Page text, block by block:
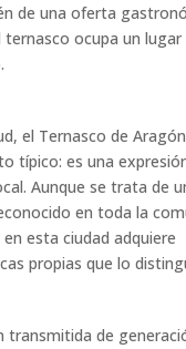
de una oferta
ternasco ocupa un lugar
el Ternasco de
típico: es una
Aunque se trata de
en toda la
esta ciudad adquiere
propias que lo
transmitida de